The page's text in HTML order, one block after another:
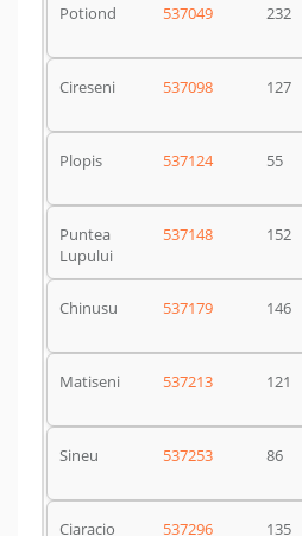
Potiond 537049 232
Cireseni 537098 127
Plopis 537124 55
Puntea
Lupului
537148 152
Chinusu 537179 146
Matiseni 537213 121
Sineu 537253 86
Ciaracio 537296 135